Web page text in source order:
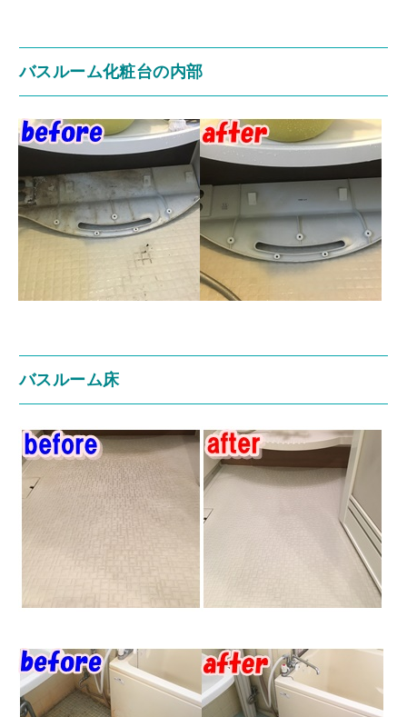
バスルーム化粧台の内部
バスルーム床